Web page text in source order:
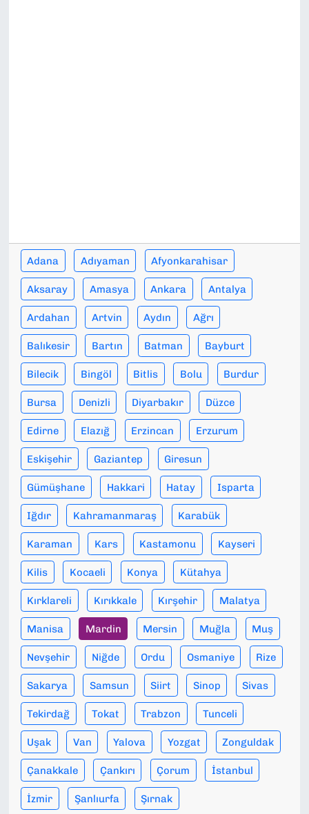
Adana Adıyaman Afyonkarahisar
Aksaray Amasya Ankara Antalya
Ardahan Artvin Aydın Ağrı
Balıkesir Bartın Batman Bayburt
Bilecik Bingöl Bitlis Bolu Burdur
Bursa Denizli Diyarbakır Düzce
Edirne Elazığ Erzincan Erzurum
Eskişehir Gaziantep Giresun
Gümüşhane Hakkari Hatay Isparta
Iğdır Kahramanmaraş Karabük
Karaman Kars Kastamonu Kayseri
Kilis Kocaeli Konya Kütahya
Kırklareli Kırıkkale Kırşehir Malatya
Manisa Mardin Mersin Muğla Muş
Nevşehir Niğde Ordu Osmaniye Rize
Sakarya Samsun Siirt Sinop Sivas
Tekirdağ Tokat Trabzon Tunceli
Uşak Van Yalova Yozgat Zonguldak
Çanakkale Çankırı Çorum İstanbul
İzmir Şanlıurfa Şırnak